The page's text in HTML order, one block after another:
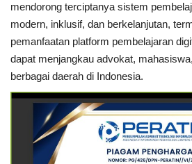
mendorong terciptanya sistem
modern, inklusif, dan berkelanjutan,
pemanfaatan platform pembelajaran
dapat menjangkau advokat,
berbagai daerah di Indonesia.